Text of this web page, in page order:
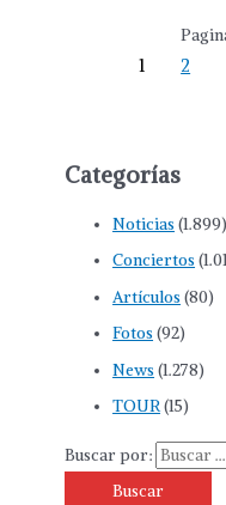
1 2
Categorías
Noticias (1.899)
Conciertos
Artículos (80)
Fotos (92)
News (1.278)
TOUR(15)
Buscar por: